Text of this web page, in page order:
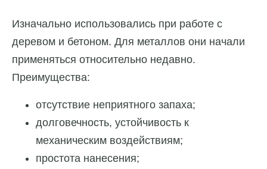
Изначально использовались при работе с
деревом и бетоном. Для металлов они начали
применяться относительно недавно.
Преимущества:
отсутствие неприятного запаха;
долговечность, устойчивость к
механическим воздействиям;
простота нанесения;